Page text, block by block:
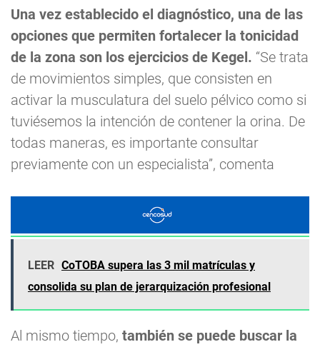
Una vez establecido el diagnóstico, una de las
opciones que permiten fortalecer la tonicidad
de la zona son los ejercicios de Kegel. “Se trata
de movimientos simples, que consisten en
activar la musculatura del suelo pélvico como si
tuviésemos la intención de contener la orina. De
todas maneras, es importante consultar
previamente con un especialista”, comenta
LEER CoTOBA supera las 3 mil matrículas y
consolida su plan de jerarquización profesional
Al mismo tiempo, también se puede buscar la